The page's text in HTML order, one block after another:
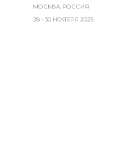
МОСКВА, РОССИЯ
28 - 30 НОЯБРЯ 2025